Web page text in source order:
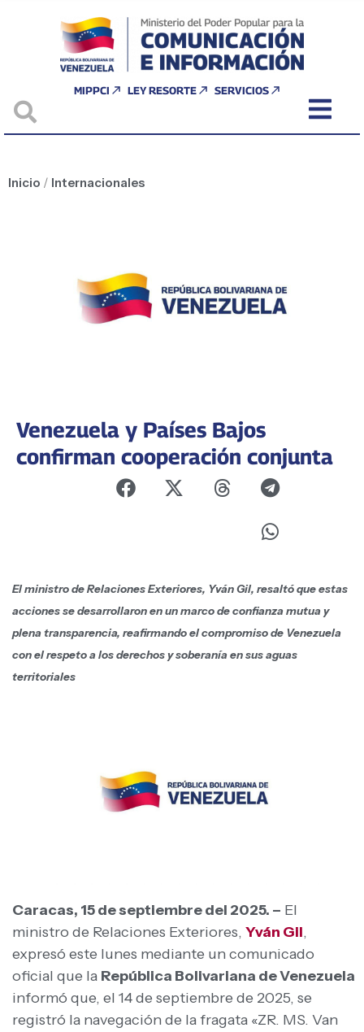
MIPPCI LEY RESORTE SERVICIOS
Inicio / Internacionales
Venezuela y Países Bajos
confirman cooperación conjunta
El ministro de Relaciones Exteriores, Yván Gil, resaltó que estas
acciones se desarrollaron en un marco de confianza mutua y
plena transparencia, reafirmando el compromiso de Venezuela
con el respeto a los derechos y soberanía en sus aguas
territoriales
Caracas, 15 de septiembre del 2025. – El
ministro de Relaciones Exteriores, Yván Gil,
expresó este lunes mediante un comunicado
oficial que la República Bolivariana de Venezuela
informó que, el 14 de septiembre de 2025, se
registró la navegación de la fragata «ZR. MS. Van